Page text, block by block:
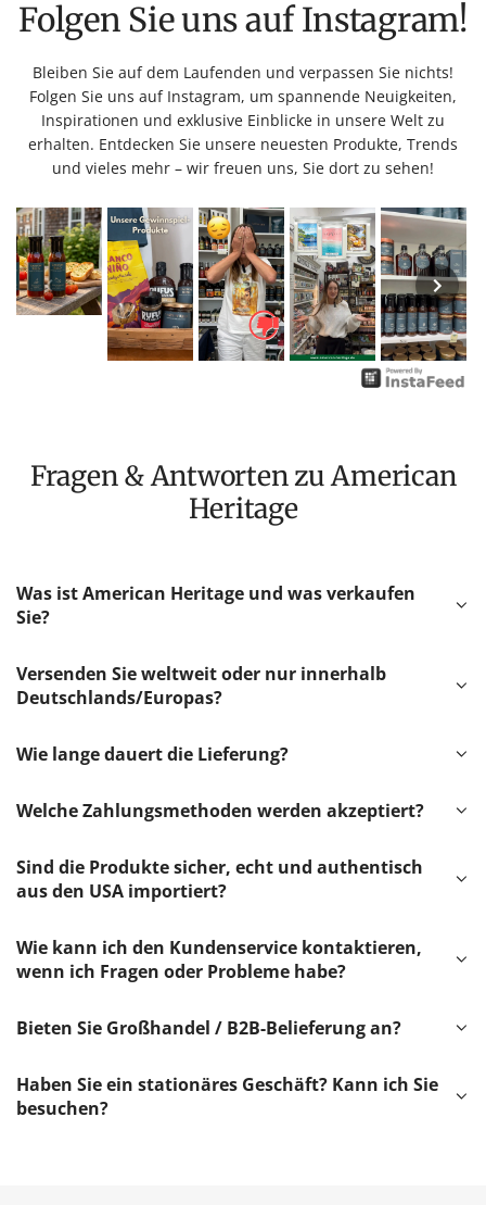
Folgen Sie uns auf Instagram!
Bleiben Sie auf dem Laufenden und verpassen Sie nichts!
Folgen Sie uns auf Instagram, um spannende Neuigkeiten,
Inspirationen und exklusive Einblicke in unsere Welt zu
erhalten. Entdecken Sie unsere neuesten Produkte, Trends
und vieles mehr – wir freuen uns, Sie dort zu sehen!
Fragen & Antworten zu American
Heritage
Was ist American Heritage und was verkaufen
Sie?
Versenden Sie weltweit oder nur innerhalb
Deutschlands/Europas?
Wie lange dauert die Lieferung?
Welche Zahlungsmethoden werden akzeptiert?
Sind die Produkte sicher, echt und authentisch
aus den USA importiert?
Wie kann ich den Kundenservice kontaktieren,
wenn ich Fragen oder Probleme habe?
Bieten Sie Großhandel / B2B-Belieferung an?
Haben Sie ein stationäres Geschäft? Kann ich Sie
besuchen?